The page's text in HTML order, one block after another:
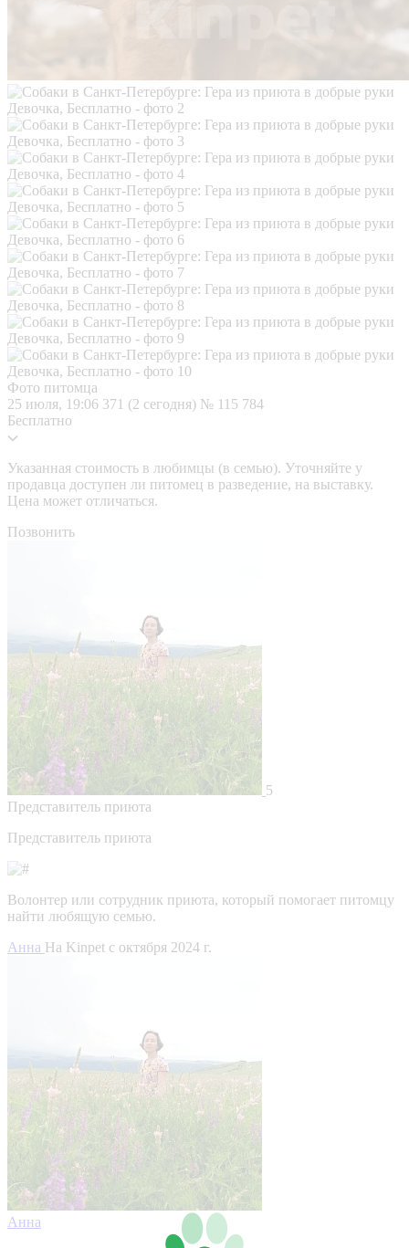
Фото питомца
25 июля, 19:06 371 (2 сегодня) № 115 784
Бесплатно
Указанная стоимость в любимцы (в семью). Уточняйте у
продавца доступен ли питомец в разведение, на выставку.
Цена может отличаться.
Позвонить
5
Представитель приюта
Представитель приюта
Волонтер или сотрудник приюта, который помогает питомцу
найти любящую семью.
Анна На Kinpet c октября 2024 г.
Анна